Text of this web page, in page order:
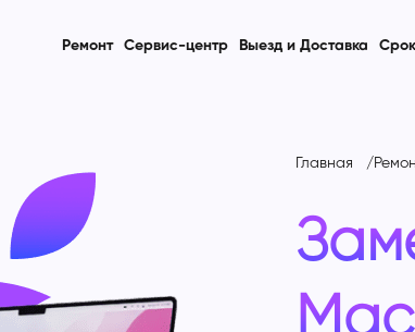
Ремонт Сервис-центр Выезд и Доставка
Главная